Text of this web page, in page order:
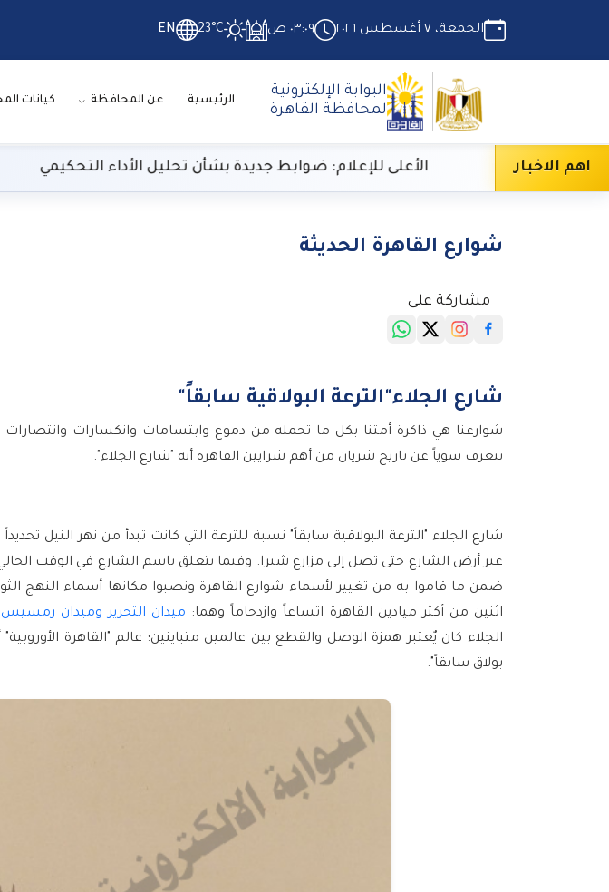
الجمعة، ٧ أغسطس ٢٠٢٦ ٠٣:٠٩ ص 23°C
EN
البوابة الإلكترونية
لمحافظة القاهرة
الرئيسية عن المحافظة كيانات
اهم الاخبارالأعلى للإعلام: ضوابط جديدة بشأن تحليل الأداء التحكيمي التعليم العالي: 29 ألف طالب سجلوا
شوارع القاهرة الحديثة
مشاركة على
شارع الجلاء"الترعة البولاقية سابقاً"
شوارعنا هي ذاكرة أمتنا بكل ما تحمله من دموع وابتسامات وانكسارات وانتصارات
نتعرف سوياً عن تاريخ شريان من أهم شرايين القاهرة أنه "شارع الجلاء".
شارع الجلاء "الترعة البولاقية سابقاً" نسبة للترعة التي كانت تبدأ من نهر النيل تحديداً
ضمن ما قاموا به من تغيير لأسماء شوارع القاهرة ونصبوا مكانها أسماء النهج
اثنين من أكثر ميادين القاهرة اتساعاً وازدحاماً وهما: ميدان التحرير وميدان رمسيس
الجلاء كان يٌعتبر همزة الوصل والقطع بين عالمين متباينين؛ عالم "القاهرة الأوروبية"
بولاق سابقاً".